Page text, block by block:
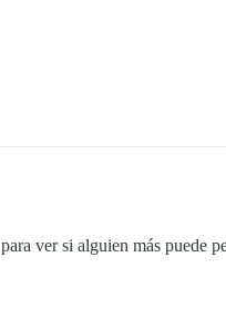
para ver si alguien más puede